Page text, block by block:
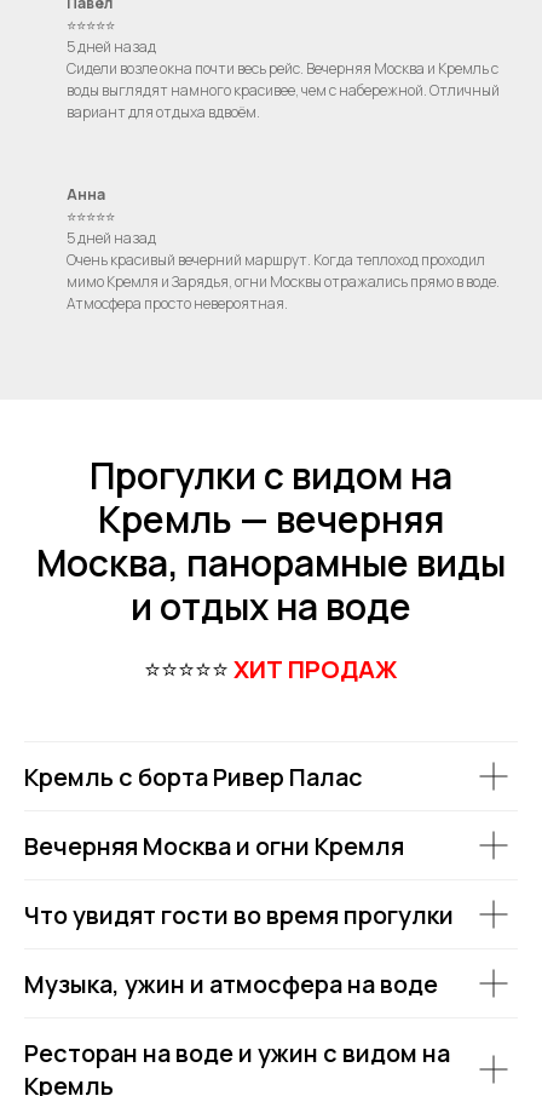
⭐⭐⭐⭐⭐
5 дней назад
Сидели возле окна почти весь рейс. Вечерняя Москва и Кремль с
воды выглядят намного красивее, чем с набережной. Отличный
вариант для отдыха вдвоём.
Анна
⭐⭐⭐⭐⭐
5 дней назад
Очень красивый вечерний маршрут. Когда теплоход проходил
мимо Кремля и Зарядья, огни Москвы отражались прямо в воде.
Атмосфера просто невероятная.
Прогулки с видом на
Кремль — вечерняя
Москва, панорамные виды
и отдых на воде
⭐⭐⭐⭐⭐ХИТ ПРОДАЖ
Кремль с борта Ривер Палас
Вечерняя Москва и огни Кремля
Что увидят гости во время прогулки
Музыка, ужин и атмосфера на воде
Ресторан на воде и ужин с видом на
Кремль
Согласие на обработку персональных данных